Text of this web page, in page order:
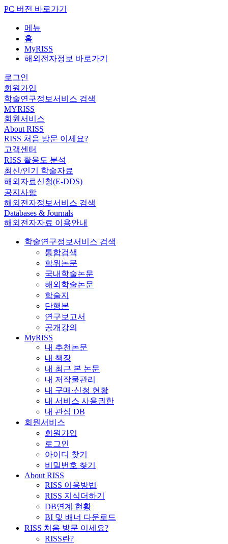
PC 버전 바로가기
메뉴
홈
MyRISS
해외전자정보 바로가기
로그인
회원가입
학술연구정보서비스 검색
MYRISS
회원서비스
About RISS
RISS 처음 방문 이세요?
고객센터
RISS 활용도 분석
최신/인기 학술자료
해외자료신청(E-DDS)
공지사항
해외전자정보서비스 검색
Databases & Journals
해외전자자료 이용안내
학술연구정보서비스 검색
통합검색
학위논문
국내학술논문
해외학술논문
학술지
단행본
연구보고서
공개강의
MyRISS
내 추천논문
내 책장
내 최근 본 논문
내 저작물관리
내 구매·신청 현황
내 서비스 사용권한
내 관심 DB
회원서비스
회원가입
로그인
아이디 찾기
비밀번호 찾기
About RISS
RISS 이용방법
RISS 지식더하기
DB연계 현황
BI 및 배너 다운로드
RISS 처음 방문 이세요?
RISS란?